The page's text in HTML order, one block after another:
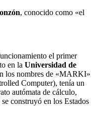
, conocido como «el
el primer
en la Universidad de
los nombres de «MARKI»
Computer), tenía un
autómata de cálculo,
construyó en los Estados